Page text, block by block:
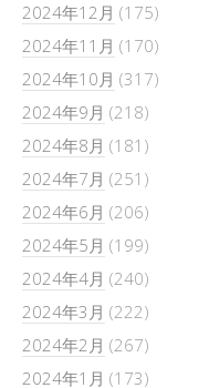
2024年12月 (175)
2024年11月 (170)
2024年10月 (317)
2024年9月 (218)
2024年8月 (181)
2024年7月 (251)
2024年6月 (206)
2024年5月 (199)
2024年4月 (240)
2024年3月 (222)
2024年2月 (267)
2024年1月 (173)